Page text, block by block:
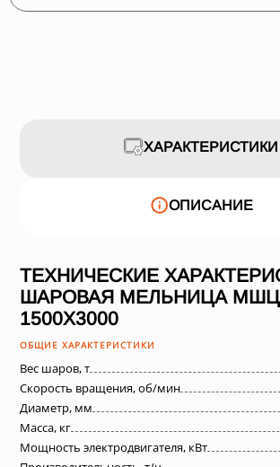
ХАРАКТЕРИСТИКИ
ОПИСАНИЕ
ТЕХНИЧЕСКИЕ
ШАРОВАЯ МЕЛЬНИЦА МШЦ
1500Х3000
ОБЩИЕ ХАРАКТЕРИСТИКИ
Вес шаров, т
Скорость вращения, об/мин
Диаметр, мм
Масса, кг
Мощность электродвигателя, кВт